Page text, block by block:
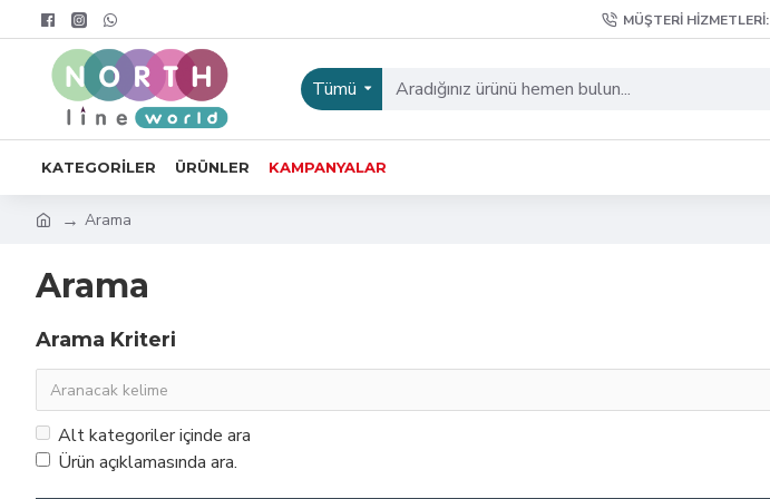
MÜŞTERI
Tümü
KATEGORILER ÜRÜNLER KAMPANYALAR
Arama
Arama
Arama Kriteri
Alt kategoriler içinde ara
Ürün açıklamasında ara.